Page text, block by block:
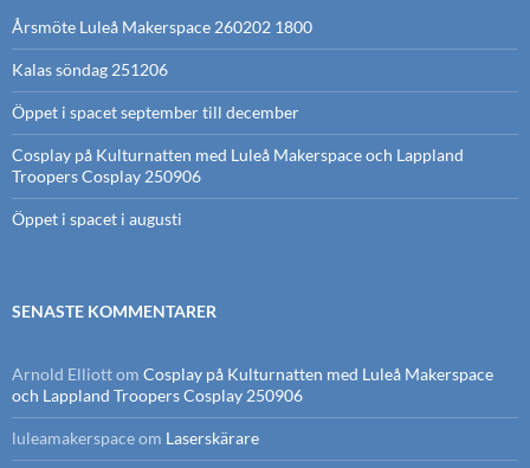
Årsmöte Luleå Makerspace 260202 1800
Kalas söndag 251206
Öppet i spacet september till december
Cosplay på Kulturnatten med Luleå Makerspace och Lappland
Troopers Cosplay 250906
Öppet i spacet i augusti
SENASTE KOMMENTARER
Arnold Elliottom Cosplay på Kulturnatten med Luleå Makerspace
och Lappland Troopers Cosplay 250906
luleamakerspaceom Laserskärare